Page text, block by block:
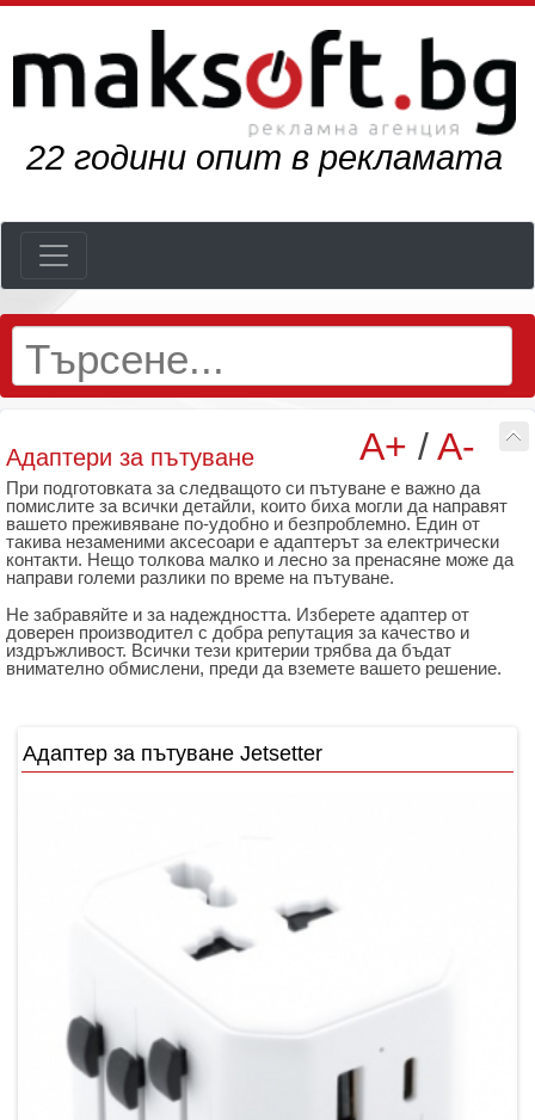
24 години опит в рекламата
A+ /A-
Адаптери за пътуване
При подготовката за следващото си пътуване е важно да
помислите за всички детайли, които биха могли да направят
вашето преживяване по-удобно и безпроблемно. Един от
такива незаменими аксесоари е адаптерът за електрически
контакти. Нещо толкова малко и лесно за пренасяне може да
направи големи разлики по време на пътуване.
Не забравяйте и за надеждността. Изберете адаптер от
доверен производител с добра репутация за качество и
издръжливост. Всички тези критерии трябва да бъдат
внимателно обмислени, преди да вземете вашето решение.
Адаптер за пътуване Jetsetter